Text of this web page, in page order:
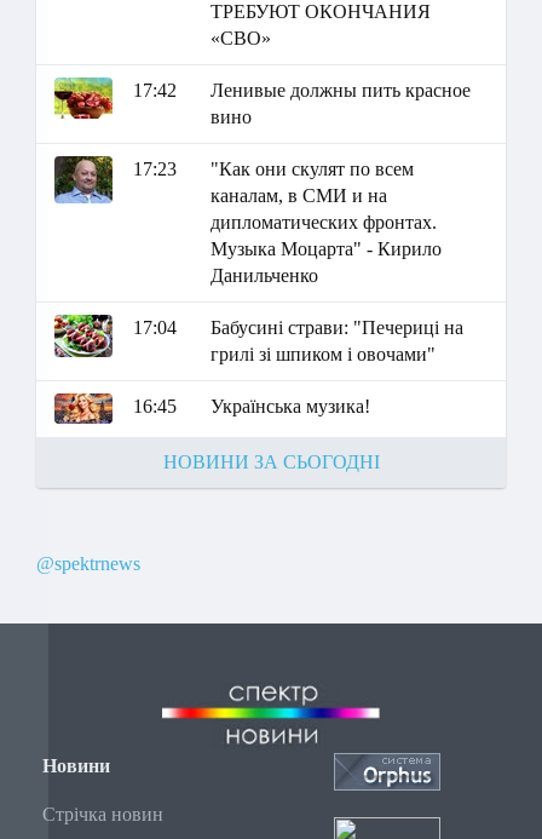
ТРЕБУЮТ ОКОНЧАНИЯ
«СВО»
17:42
Ленивые должны пить красное
вино
17:23
"Как они скулят по всем
каналам, в СМИ и на
дипломатических фронтах.
Музыка Моцарта" - Кирило
Данильченко
17:04
Бабусині страви: "Печериці на
грилі зі шпиком і овочами"
16:45 Українська музика!
НОВИНИ ЗА СЬОГОДНІ
@spektrnews
Новини
Стрічка новин